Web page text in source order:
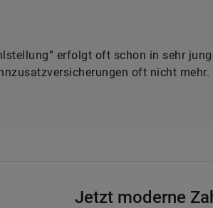
erfolgt oft schon in sehr
oft nicht mehr.
Jetzt moderne